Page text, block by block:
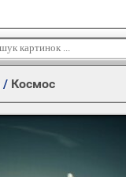
/ Космос